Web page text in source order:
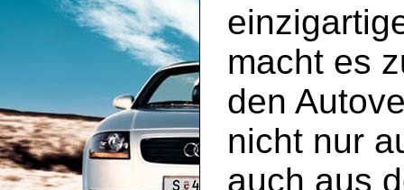
macht es
den
nicht nur
auch aus